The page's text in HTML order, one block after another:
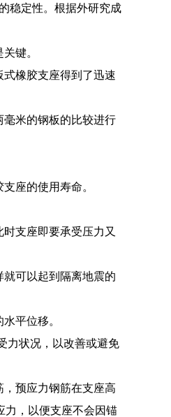
稳定性。根据外研究成
键。
橡胶支座得到了迅速
米的钢板的比较进行
座的使用寿命。
支座即要承受压力又
可以起到隔离地震的
平位移。
力状况，以改善或避免
预应力钢筋在支座高
力，以便支座不会因锚